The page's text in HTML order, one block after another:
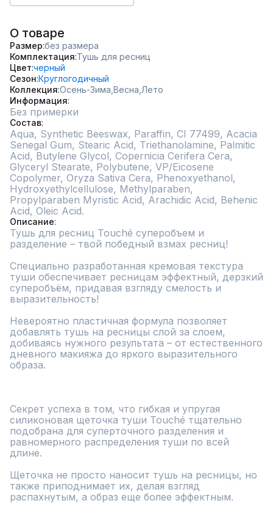
О товаре
Размер без размера
Комплектация Тушь для ресниц
Цвет черный
Сезон Круглогодичный
Коллекция Осень-Зима, Весна, Лето
Информация
Без примерки
Состав
Aqua, Synthetic Beeswax, Paraffin, CI 77499, Acacia
Senegal Gum, Stearic Acid, Triethanolamine, Palmitic
Acid, Butylene Glycol, Copernicia Cerifera Cera,
Glyceryl Stearate, Polybutene, VP/Eicosene
Copolymer, Oryza Sativa Cera, Phenoxyethanol,
Hydroxyethylcellulose, Methylparaben,
Propylparaben Myristic Acid, Arachidic Acid, Behenic
Acid, Oleic Acid.
Описание
Тушь для ресниц Touché суперобъем и
разделение – твой победный взмах ресниц!
Специально разработанная кремовая текстура
туши обеспечивает ресницам эффектный, дерзкий
суперобъём, придавая взгляду смелость и
выразительность!
Невероятно пластичная формула позволяет
добавлять тушь на ресницы слой за слоем,
добиваясь нужного результата – от естественного
дневного макияжа до яркого выразительного
образа.
Секрет успеха в том, что гибкая и упругая
силиконовая щеточка туши Touché тщательно
подобрана для суперточного разделения и
равномерного распределения туши по всей
длине.
Щеточка не просто наносит тушь на ресницы, но
также приподнимает их, делая взгляд
распахнутым, а образ еще более эффектным.